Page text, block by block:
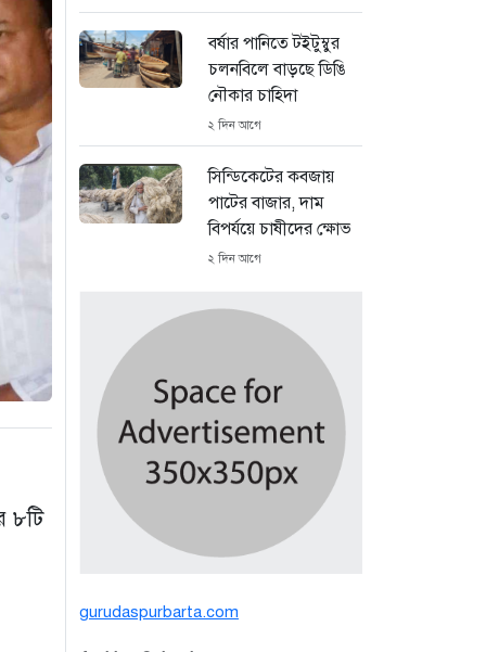
৮টি
বর্ষার পানিতে টইটুম্বুর
চলনবিলে বাড়ছে ডিঙি
নৌকার চাহিদা
২ দিন আগে
সিন্ডিকেটের কবজায়
পাটের বাজার, দাম
বিপর্যয়ে চাষীদের ক্ষোভ
২ দিন আগে
শঙ্কিত জীবন-অনিরাপদ
ব্যবসা প্রতিষ্ঠান নিরাপত্তা
চেয়ে ব্যবসায়ীর সংবাদ
সম্মেলন
৪ দিন আগে
বর্ষার পানিতে টইটুম্বুর
চলনবিলাঞ্চলে বাড়ছে
ডিঙি নৌকার চাহিদা
৭ দিন আগে
গুরুদাসপুরে সাত ইঞ্চি
gurudaspurbarta.com